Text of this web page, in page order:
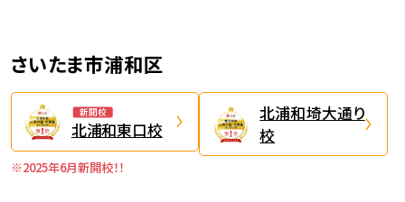
さいたま市浦和区
新開校
北浦和東口校
※2025年6月新開校！！
北浦和埼大通り
校